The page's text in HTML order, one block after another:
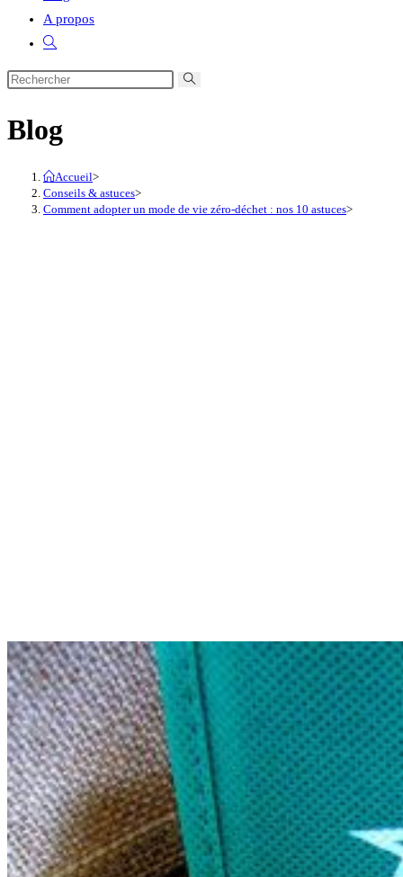
A propos
Blog
Accueil>
Conseils & astuces>
Comment adopter un mode de vie zéro-déchet : nos 10 astuces>